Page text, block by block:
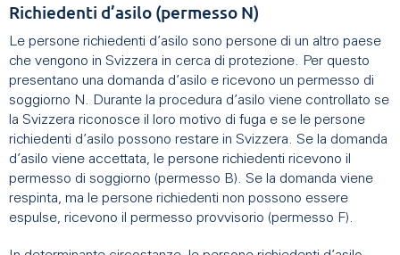
Richiedenti d’asilo (permesso N)
Le persone richiedenti d’asilo sono persone di un altro paese
che vengono in Svizzera in cerca di protezione. Per questo
presentano una domanda d’asilo e ricevono un permesso di
soggiorno N. Durante la procedura d’asilo viene controllato se
la Svizzera riconosce il loro motivo di fuga e se le persone
richiedenti d’asilo possono restare in Svizzera. Se la domanda
d’asilo viene accettata, le persone richiedenti ricevono il
permesso di soggiorno (permesso B). Se la domanda viene
respinta, ma le persone richiedenti non possono essere
espulse, ricevono il permesso provvisorio (permesso F).